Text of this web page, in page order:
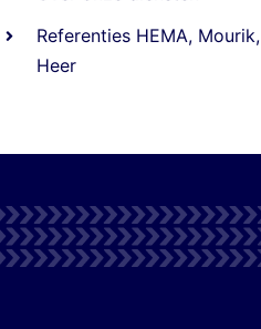
Referenties HEMA, Mourik,
Heer